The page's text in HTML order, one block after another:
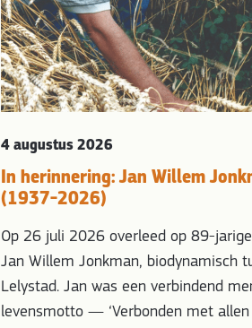
In herinnering: Jan Willem
(1937-2026)
4 augustus 2026
Op 26 juli 2026 overleed op 89-
Jan Willem Jonkman, biodynamisch
Lelystad. Jan was een verbindend
levensmotto — ‘Verbonden met